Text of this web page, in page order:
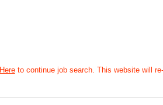
Hereto continue job search. This website will